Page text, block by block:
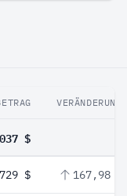
VERÄNDERUNG
$
$ 167,98 %